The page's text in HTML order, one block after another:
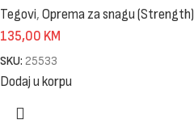
Tegovi, Oprema za snagu (Strength)
135,00 KM
SKU: 25533
Dodaj u korpu